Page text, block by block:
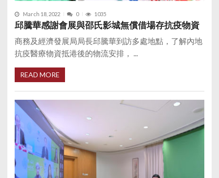
March 18, 2022 0 1035
邱騰華感謝會展與邵氏影城無償借場存抗疫物資
商務及經濟發展局局長邱騰華到訪多處地點，了解內地
抗疫醫療物資抵港後的物流安排， ...
READ MORE